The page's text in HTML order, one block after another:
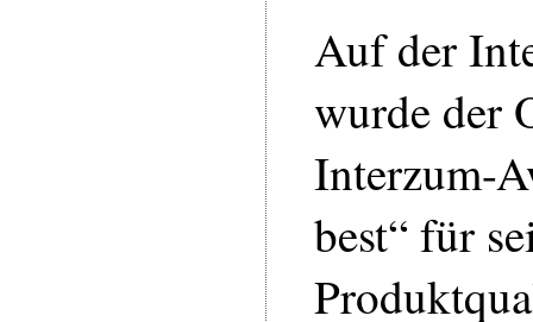
Auf der
wurde der
Interzum-
best“ für